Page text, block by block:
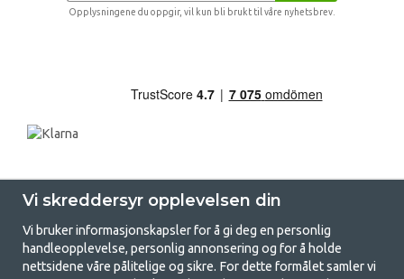
Opplysningene du oppgir, vil kun bli brukt til våre nyhetsbrev.
Vi skreddersyr opplevelsen din
Vi bruker informasjonskapsler for å gi deg en personlig
handleopplevelse, personlig annonsering og for å holde
nettsidene våre pålitelige og sikre. For dette formålet samler vi